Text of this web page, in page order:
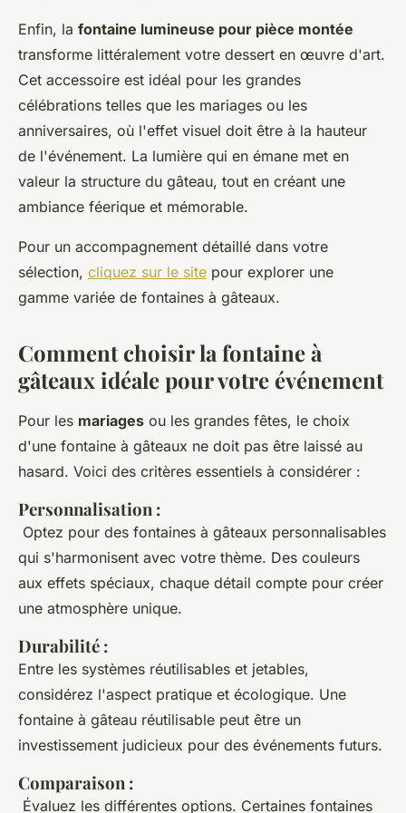
Enfin, la fontaine lumineuse pour pièce montée
transforme littéralement votre dessert en œuvre d'art.
Cet accessoire est idéal pour les grandes
célébrations telles que les mariages ou les
anniversaires, où l'effet visuel doit être à la hauteur
de l'événement. La lumière qui en émane met en
valeur la structure du gâteau, tout en créant une
ambiance féerique et mémorable.
Pour un accompagnement détaillé dans votre
sélection, cliquez sur le site pour explorer une
gamme variée de fontaines à gâteaux.
Comment choisir la fontaine à
gâteaux idéale pour votre événement
Pour les mariages ou les grandes fêtes, le choix
d'une fontaine à gâteaux ne doit pas être laissé au
hasard. Voici des critères essentiels à considérer :
Personnalisation :
Optez pour des fontaines à gâteaux personnalisables
qui s'harmonisent avec votre thème. Des couleurs
aux effets spéciaux, chaque détail compte pour créer
une atmosphère unique.
Durabilité :
Entre les systèmes réutilisables et jetables,
considérez l'aspect pratique et écologique. Une
fontaine à gâteau réutilisable peut être un
investissement judicieux pour des événements futurs.
Comparaison :
Évaluez les différentes options. Certaines fontaines